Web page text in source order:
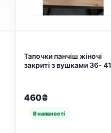
Тапочки панчіш жіночі
закриті з вушками 36- 41
460₴